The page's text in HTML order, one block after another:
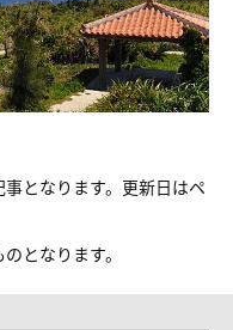
となります。更新日はペ
となります。